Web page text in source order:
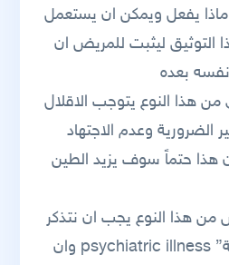
يفعل ويمكن ان يستعمل
التوثيق ليثبت للمريض ان
بعده
هذا النوع يتوجب الاقلال
الضرورية وعدم الاجتهاد
هذا حتماً سوف يزيد الطين
من هذا النوع يجب ان نتذكر
ان هذه المشكلة “نفسية” psychiatric illness وان